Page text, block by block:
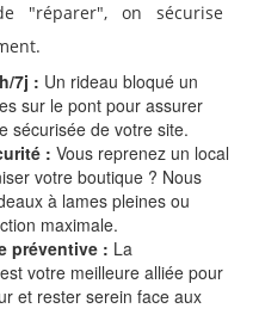
"réparer", on sécurise
7j : Un rideau bloqué un
sur le pont pour assurer
sécurisée de votre site.
: Vous reprenez un local
votre boutique ? Nous
à lames pleines ou
maximale.
préventive : La
votre meilleure alliée pour
et rester serein face aux